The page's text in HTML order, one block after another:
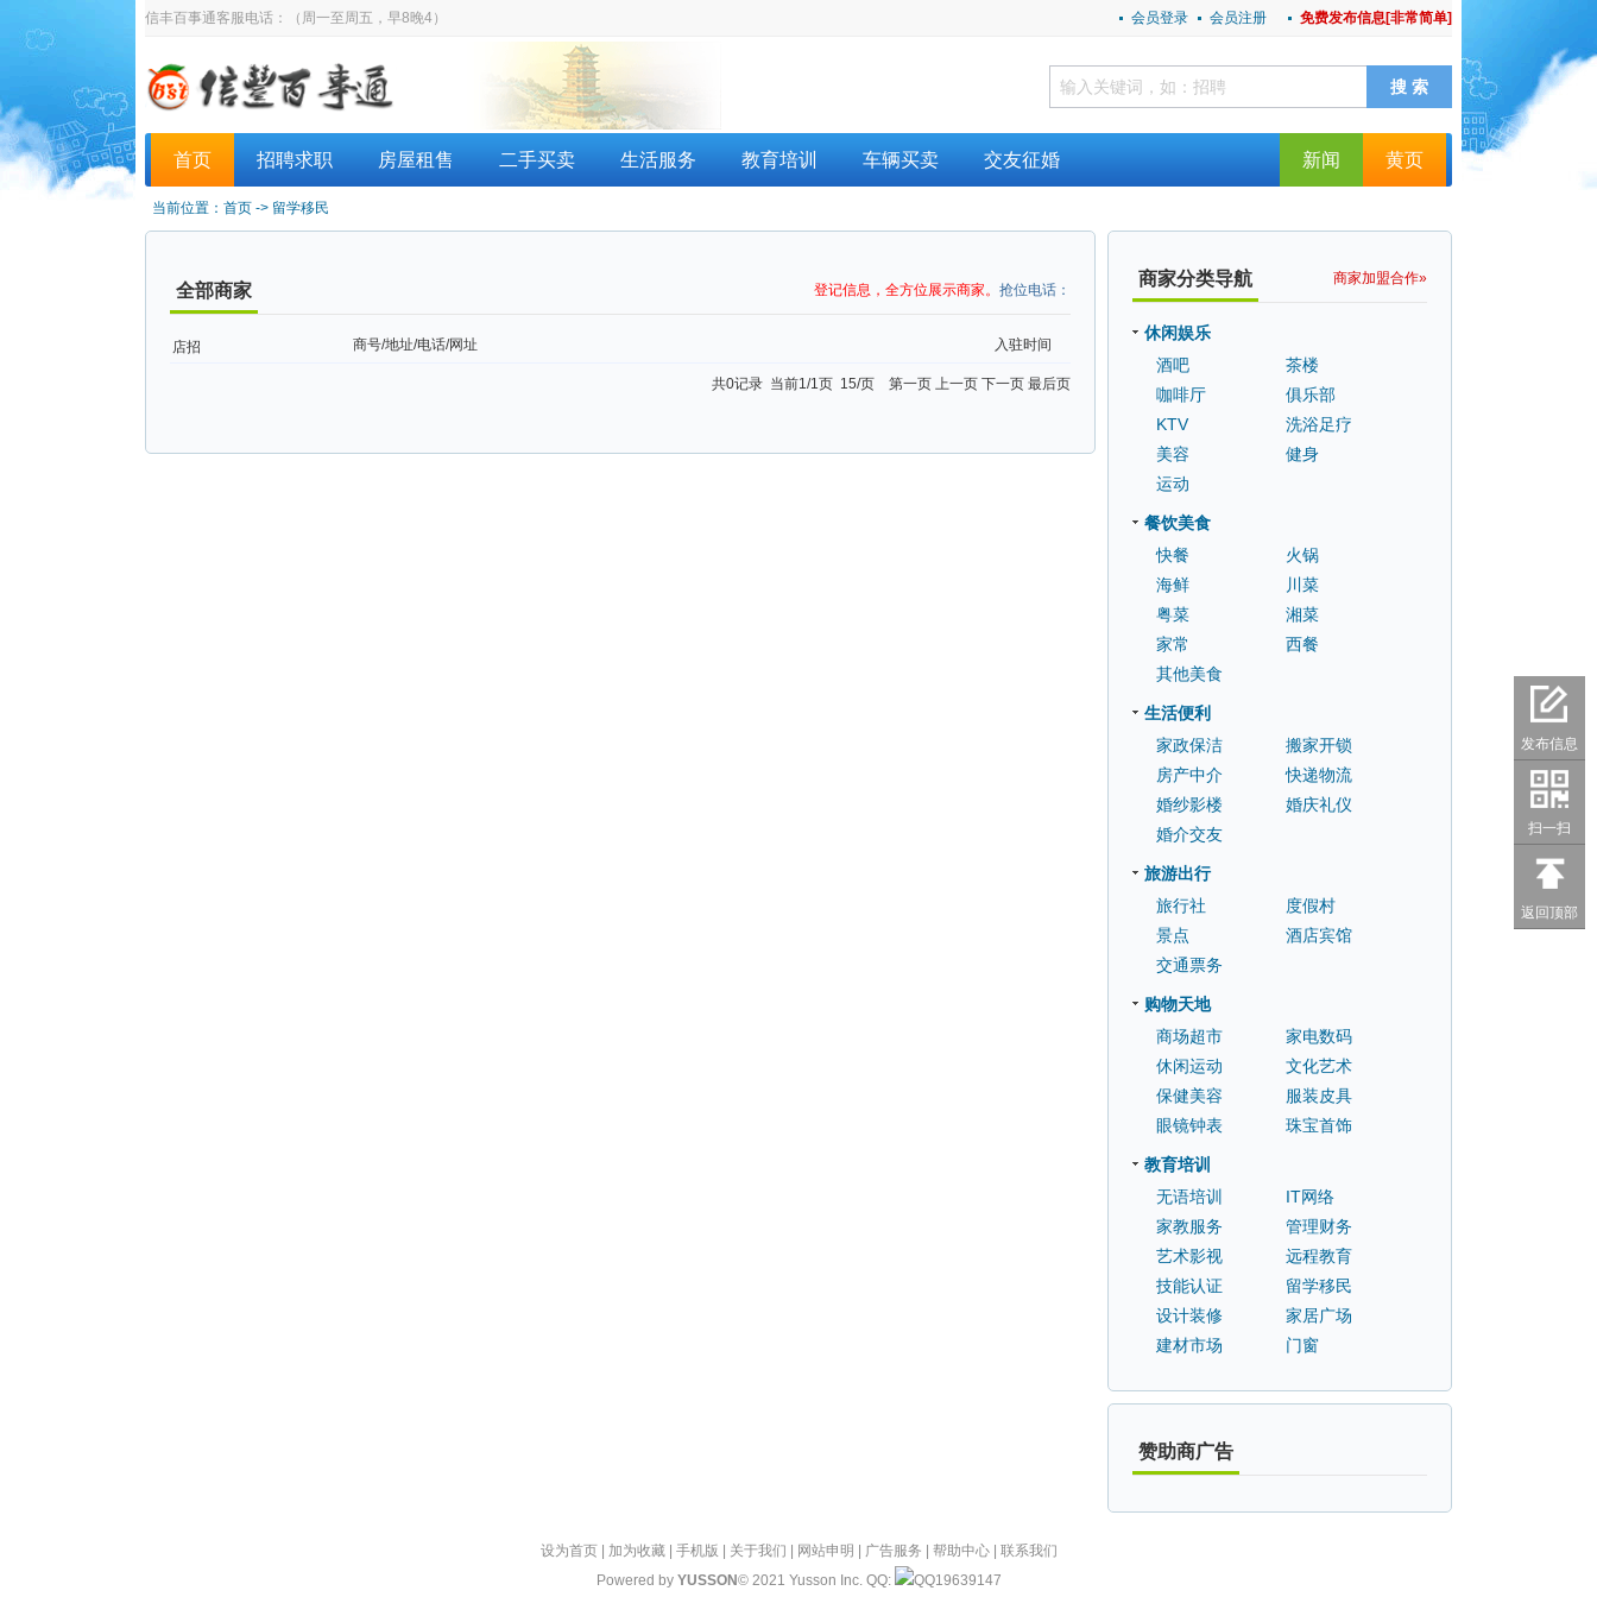
信丰百事通客服电话： （周一至周五，早8晚4） 会员登录 会员注册 免费发布信息[非常简单]
首页 招聘求职 房屋租售 二手买卖 生活服务 教育培训 车辆买卖 交友征婚 黄页
新闻
当前位置： 首页 -> 留学移民
全部商家 登记信息，全方位展示商家。 抢位电话：
店招 商号/地址/电话/网址 入驻时间
共0记录 当前1/1页 15/页 第一页 上一页 下一页 最后页
商家分类导航 商家加盟合作»
休闲娱乐
酒吧
茶楼
咖啡厅
俱乐部
KTV
洗浴足疗
美容
健身
运动
餐饮美食
快餐
火锅
海鲜
川菜
粤菜
湘菜
家常
西餐
其他美食
生活便利
家政保洁
搬家开锁
房产中介
快递物流
婚纱影楼
婚庆礼仪
婚介交友
旅游出行
旅行社
度假村
景点
酒店宾馆
交通票务
购物天地
商场超市
家电数码
休闲运动
文化艺术
保健美容
服装皮具
眼镜钟表
珠宝首饰
教育培训
无语培训
IT网络
家教服务
管理财务
艺术影视
远程教育
技能认证
留学移民
设计装修
家居广场
建材市场
门窗
赞助商广告
设为首页| 加为收藏| 手机版 关于我们 网站申明 广告服务 帮助中心| 联系我们
Powered by YUSSON© 2021 Yusson Inc. QQ: 19639147
发布信息
扫一扫
返回顶部